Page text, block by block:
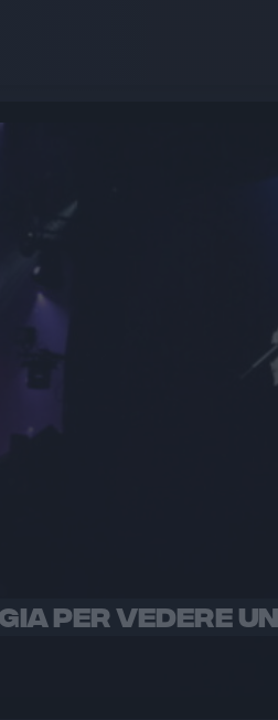
PER VEDERE